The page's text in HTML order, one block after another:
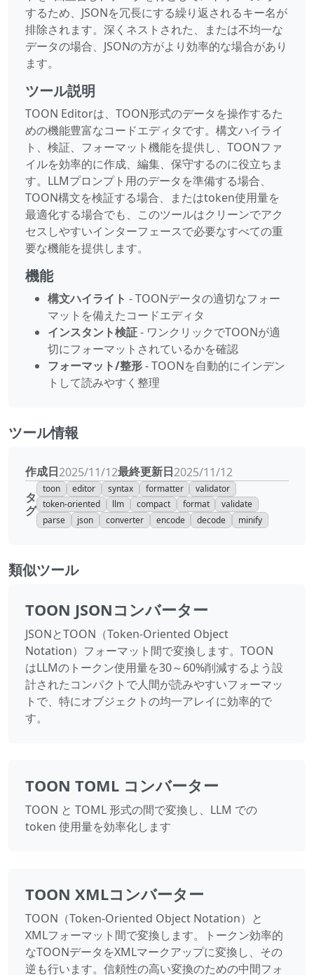
するため、JSONを冗長にする繰り返されるキー名が
排除されます。深くネストされた、または不均一な
データの場合、JSONの方がより効率的な場合があり
ます。
ツール説明
TOON Editorは、TOON形式のデータを操作するた
めの機能豊富なコードエディタです。構文ハイライ
ト、検証、フォーマット機能を提供し、TOONファ
イルを効率的に作成、編集、保守するのに役立ちま
す。LLMプロンプト用のデータを準備する場合、
TOON構文を検証する場合、またはtoken使用量を
最適化する場合でも、このツールはクリーンでアク
セスしやすいインターフェースで必要なすべての重
要な機能を提供します。
機能
構文ハイライト - TOONデータの適切なフォー
マットを備えたコードエディタ
インスタント検証- ワンクリックでTOONが適
切にフォーマットされているかを確認
フォーマット/整形- TOONを自動的にインデン
トして読みやすく整理
ツール情報
作成日2025/11/12最終更新日2025/11/12
タ
グ
toon editor syntax formatter
validator
token-oriented
llm compact format
validate
parse
json converter encode decode minify
類似ツール
TOON JSONコンバーター
JSONとTOON（Token-Oriented Object
Notation）フォーマット間で変換します。TOON
はLLMのトークン使用量を30～60%削減するよう設
計されたコンパクトで人間が読みやすいフォーマッ
トで、特にオブジェクトの均一アレイに効率的で
す。
TOON TOML コンバーター
TOON と TOML 形式の間で変換し、LLM での
token 使用量を効率化します
TOON XMLコンバーター
TOON（Token-Oriented Object Notation）と
XMLフォーマット間で変換します。トークン効率的
なTOONデータをXMLマークアップに変換し、その
逆も行います。信頼性の高い変換のための中間フォ